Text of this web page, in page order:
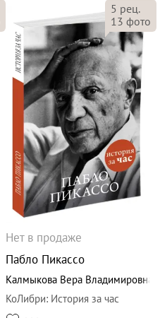
5 рец.
13 фото
Нет в продаже
Пабло Пикассо
Калмыкова Вера Владимировна
КоЛибри: История за час